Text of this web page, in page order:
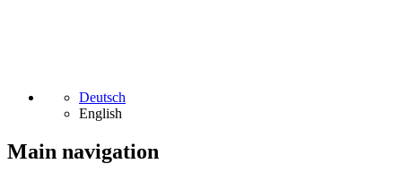
Deutsch
English
Main navigation